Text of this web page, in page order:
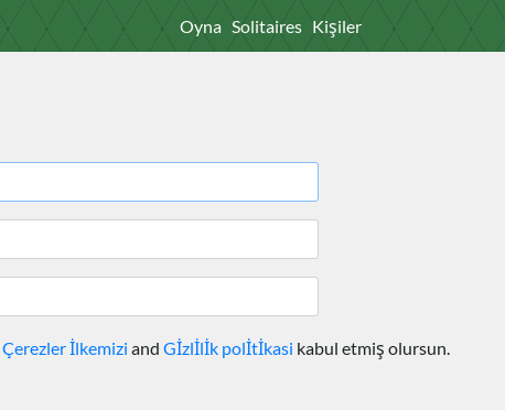
Oyna Solitaires Kişiler
Çerezler İlkemizi and Gİzlİlİk polİtİkasi kabul etmiş olursun.